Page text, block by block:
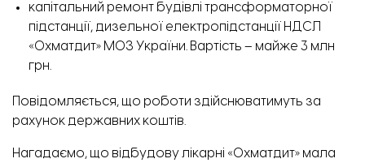
капітальний ремонт будівлі трансформаторної
підстанції, дизельної електропідстанції НДСЛ
«Охматдит» МОЗ України. Вартість – майже 3 млн
грн.
Повідомляється, що роботи здійснюватимуть за
рахунок державних коштів.
Нагадаємо, що відбудову лікарні «Охматдит» мала